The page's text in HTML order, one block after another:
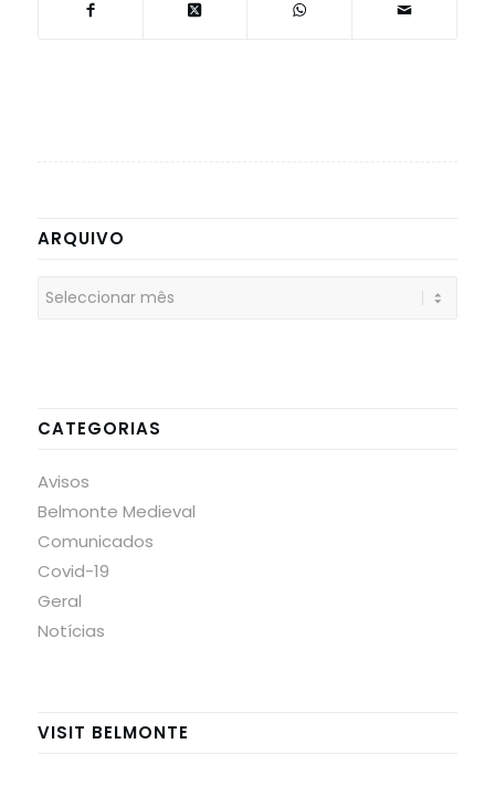
ARQUIVO
CATEGORIAS
Avisos
Belmonte Medieval
Comunicados
Covid-19
Geral
Notícias
VISIT BELMONTE